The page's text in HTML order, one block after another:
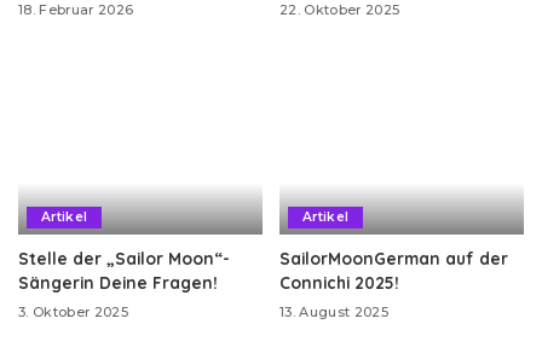
18. Februar 2026 22. Oktober 2025
Artikel
Stelle der „Sailor Moon“-
Sängerin Deine Fragen!
3. Oktober 2025
Artikel
SailorMoonGerman auf der
Connichi 2025!
13. August 2025